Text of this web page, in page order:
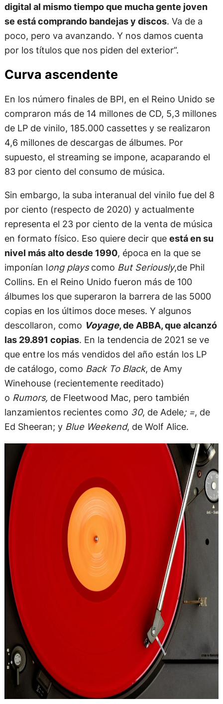
digital al mismo tiempo que mucha gente joven
se está comprando bandejas y discos. Va de a
poco, pero va avanzando. Y nos damos cuenta
por los títulos que nos piden del exterior”.
Curva ascendente
En los número finales de BPI, en el Reino Unido se
compraron más de 14 millones de CD, 5,3 millones
de LP de vinilo, 185.000 cassettes y se realizaron
4,6 millones de descargas de álbumes. Por
supuesto, el streaming se impone, acaparando el
83 por ciento del consumo de música.
Sin embargo, la suba interanual del vinilo fue del 8
por ciento (respecto de 2020) y actualmente
representa el 23 por ciento de la venta de música
en formato físico. Eso quiere decir que está en su
nivel más alto desde 1990, época en la que se
imponían long playscomo But Seriously,de Phil
Collins. En el Reino Unido fueron más de 100
álbumes los que superaron la barrera de las 5000
copias en los últimos doce meses. Y algunos
descollaron, como Voyage, de ABBA, que alcanzó
las 29.891 copias. En la tendencia de 2021 se ve
que entre los más vendidos del año están los LP
de catálogo, como Back To Black, de Amy
Winehouse (recientemente reeditado)
o Rumors, de Fleetwood Mac, pero también
lanzamientos recientes como 30, de Adele; =, de
Ed Sheeran; y Blue Weekend, de Wolf Alice.